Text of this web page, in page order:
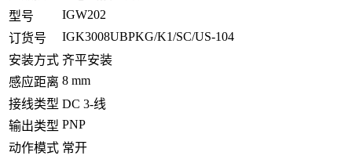
型号
IGW202
订货号
IGK3008UBPKG/K1/SC/US-104
安装方式 齐平安装
感应距离 8 mm
接线类型 DC 3-线
输出类型 PNP
动作模式 常开